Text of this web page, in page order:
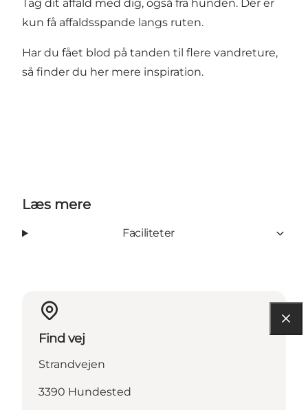
Tag dit affald med dig, også fra hunden. Der er
kun få affaldsspande langs ruten.
Har du fået blod på tanden til flere vandreture,
så finder du her mere inspiration.
Læs mere
Faciliteter
Find vej
Strandvejen
3390 Hundested